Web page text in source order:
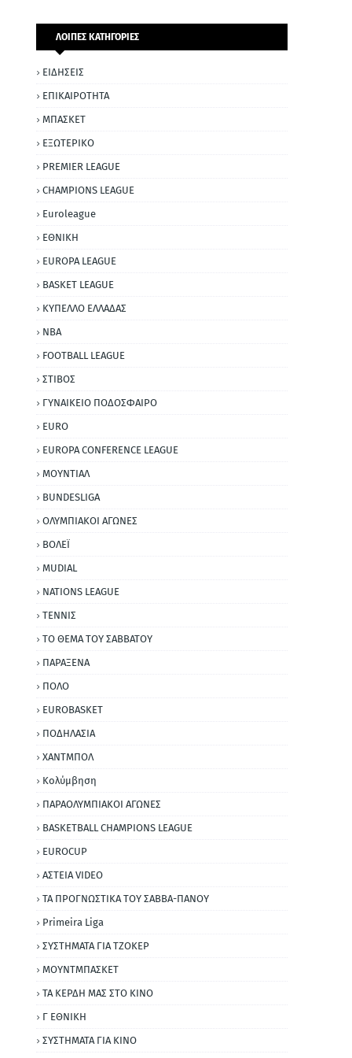
ΛΟΙΠΕΣ ΚΑΤΗΓΟΡΙΕΣ
ΕΙΔΗΣΕΙΣ
ΕΠΙΚΑΙΡΟΤΗΤΑ
ΜΠΑΣΚΕΤ
ΕΞΩΤΕΡΙΚΟ
PREMIER LEAGUE
CHAMPIONS LEAGUE
Euroleague
ΕΘΝΙΚΗ
EUROPA LEAGUE
BASKET LEAGUE
ΚΥΠΕΛΛΟ ΕΛΛΑΔΑΣ
NBA
FOOTBALL LEAGUE
ΣΤΙΒΟΣ
ΓΥΝΑΙΚΕΙΟ ΠΟΔΟΣΦΑΙΡΟ
EURO
EUROPA CONFERENCE LEAGUE
ΜΟΥΝΤΙΑΛ
BUNDESLIGA
ΟΛΥΜΠΙΑΚΟΙ ΑΓΩΝΕΣ
ΒΟΛΕΪ
MUDIAL
NATIONS LEAGUE
ΤΕΝΝΙΣ
ΤΟ ΘΕΜΑ ΤΟΥ ΣΑΒΒΑΤΟΥ
ΠΑΡΑΞΕΝΑ
ΠΟΛΟ
EUROBASKET
ΠΟΔΗΛΑΣΙΑ
ΧΑΝΤΜΠΟΛ
Κολύμβηση
ΠΑΡΑΟΛΥΜΠΙΑΚΟΙ ΑΓΩΝΕΣ
BASKETBALL CHAMPIONS LEAGUE
EUROCUP
ΑΣΤΕΙΑ VIDEO
ΤΑ ΠΡΟΓΝΩΣΤΙΚΑ ΤΟΥ ΣΑΒΒΑ-ΠΑΝΟΥ
Primeira Liga
ΣΥΣΤΗΜΑΤΑ ΓΙΑ ΤΖΟΚΕΡ
ΜΟΥΝΤΜΠΑΣΚΕΤ
ΤΑ ΚΕΡΔΗ ΜΑΣ ΣΤΟ ΚΙΝΟ
Γ ΕΘΝΙΚΗ
ΣΥΣΤΗΜΑΤΑ ΓΙΑ ΚΙΝΟ